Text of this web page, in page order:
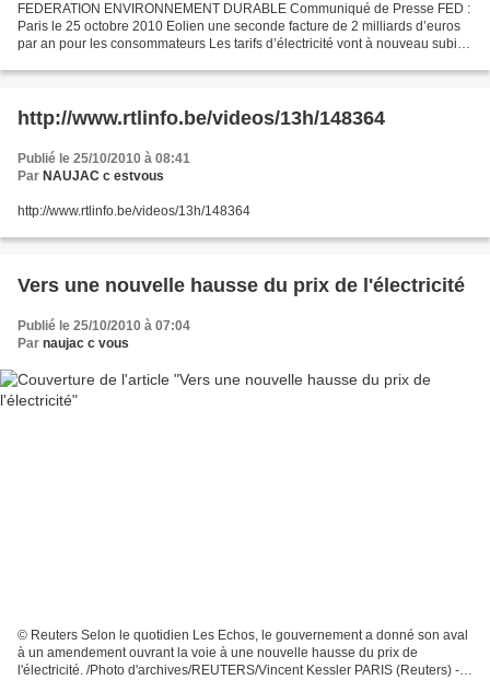
FEDERATION ENVIRONNEMENT DURABLE Communiqué de Presse FED :
Paris le 25 octobre 2010 Eolien une seconde facture de 2 milliards d’euros
par an pour les consommateurs Les tarifs d’électricité vont à nouveau subir
http://www.rtlinfo.be/videos/13h/148364
Publié le 25/10/2010 à 08:41
Par NAUJAC c estvous
http://www.rtlinfo.be/videos/13h/148364
Vers une nouvelle hausse du prix de l'électricité
Publié le 25/10/2010 à 07:04
Par naujac c vous
© Reuters Selon le quotidien Les Echos, le gouvernement a donné son aval
à un amendement ouvrant la voie à une nouvelle hausse du prix de
l'électricité. /Photo d'archives/REUTERS/Vincent Kessler PARIS (Reuters) -